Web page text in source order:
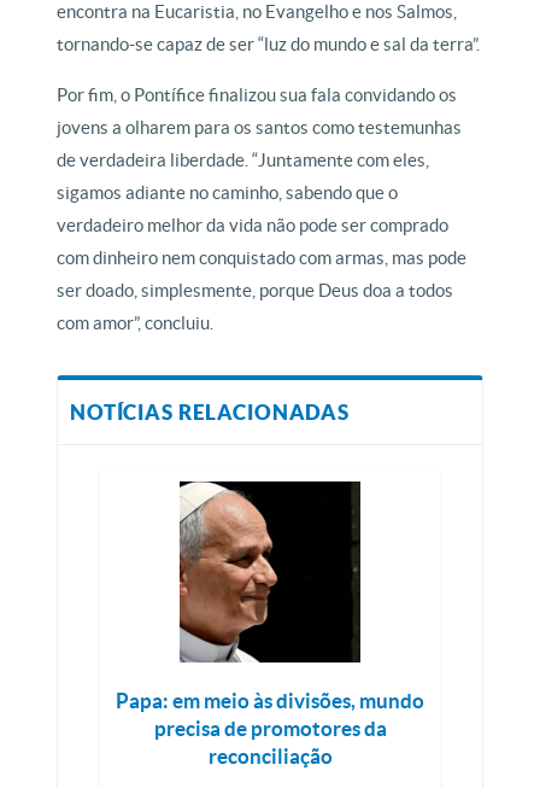
encontra na Eucaristia, no Evangelho e nos Salmos,
tornando-se capaz de ser “luz do mundo e sal da terra”.
Por fim, o Pontífice finalizou sua fala convidando os
jovens a olharem para os santos como testemunhas
de verdadeira liberdade. “Juntamente com eles,
sigamos adiante no caminho, sabendo que o
verdadeiro melhor da vida não pode ser comprado
com dinheiro nem conquistado com armas, mas pode
ser doado, simplesmente, porque Deus doa a todos
com amor”, concluiu.
NOTÍCIAS RELACIONADAS
Papa: em meio às divisões, mundo
precisa de promotores da
reconciliação